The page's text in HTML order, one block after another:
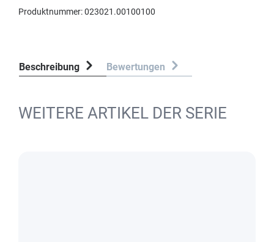
Produktnummer:023021.00100100
Beschreibung Bewertungen
WEITERE ARTIKEL DER SERIE